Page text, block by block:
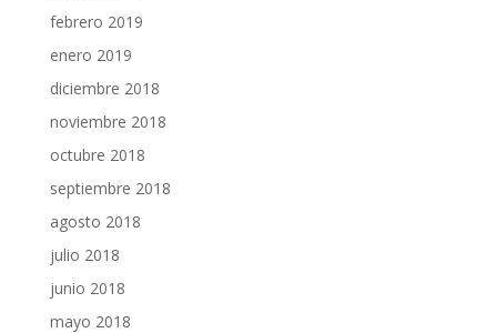
febrero 2019
enero 2019
diciembre 2018
noviembre 2018
octubre 2018
septiembre 2018
agosto 2018
julio 2018
junio 2018
mayo 2018